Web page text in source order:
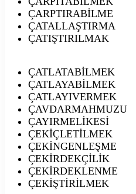
ÇARPTIRABİLME
ÇATALLAŞTIRMA
ÇATIŞTIRILMAK
ÇATLATABİLMEK
ÇATLAYABİLMEK
ÇATLAYIVERMEK
ÇAVDARMAHMUZU
ÇAYIRMELİKESİ
ÇEKİÇLETİLMEK
ÇEKİNGENLEŞME
ÇEKİRDEKÇİLİK
ÇEKİRDEKLENME
ÇEKİŞTİRİLMEK